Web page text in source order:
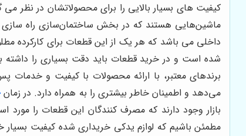
کیفیت های بسیار بالایی را برای محصولاتشان در نظر
ماشین‌هایی هستند که در بخش ساختمان‌سازی راه ‌سازی و
داخلی می باشد که هر یک از این قطعات برای کارکرده
شده است و در خرید قطعات باید دقت بسیاری را داشته
برندهای معتبر، با ارائه محصولات با کیفیت و
می‌دهد و اطمینان خاطر بیشتری را به همراه دارد. در زمان
بازار وجود دارند که مصرف کنندگان این قطعات را
مطمئن باشیم که لوازم یدکی خریداری شده کیفیت بسیار